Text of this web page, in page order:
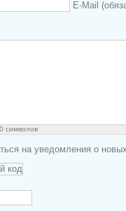
E-Mail
символов
на уведомления о